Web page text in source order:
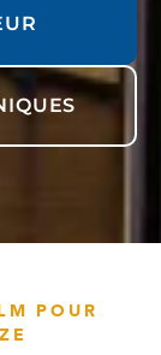
POUR